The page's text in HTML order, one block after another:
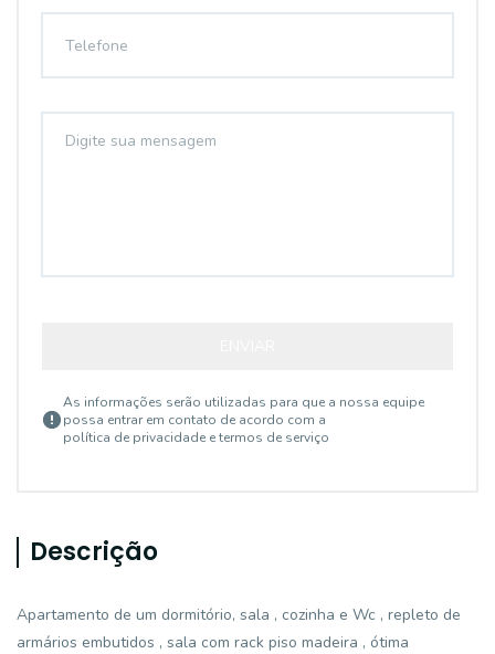
As informações serão utilizadas para que a nossa equipe
possa entrar em contato de acordo com a
política de privacidade e termos de serviço
Descrição
Apartamento de um dormitório, sala , cozinha e Wc , repleto de
armários embutidos , sala com rack piso madeira , ótima